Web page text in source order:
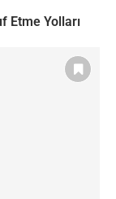
Etme Yolları